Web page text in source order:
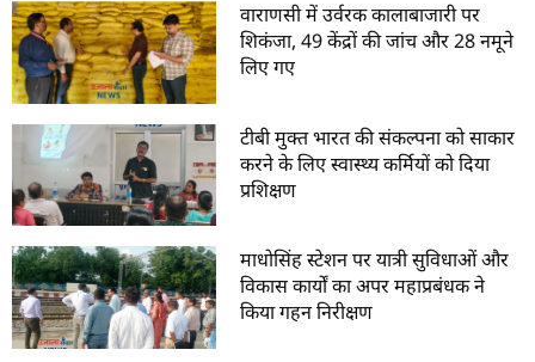
वाराणसी में उर्वरक कालाबाजारी पर
शिकंजा, 49 केंद्रों की जांच और 28 नमूने
लिए गए
टीबी मुक्त भारत की संकल्पना को साकार
करने के लिए स्वास्थ्य कर्मियों को दिया
प्रशिक्षण
माधोसिंह स्टेशन पर यात्री सुविधाओं और
विकास कार्यों का अपर महाप्रबंधक ने
किया गहन निरीक्षण